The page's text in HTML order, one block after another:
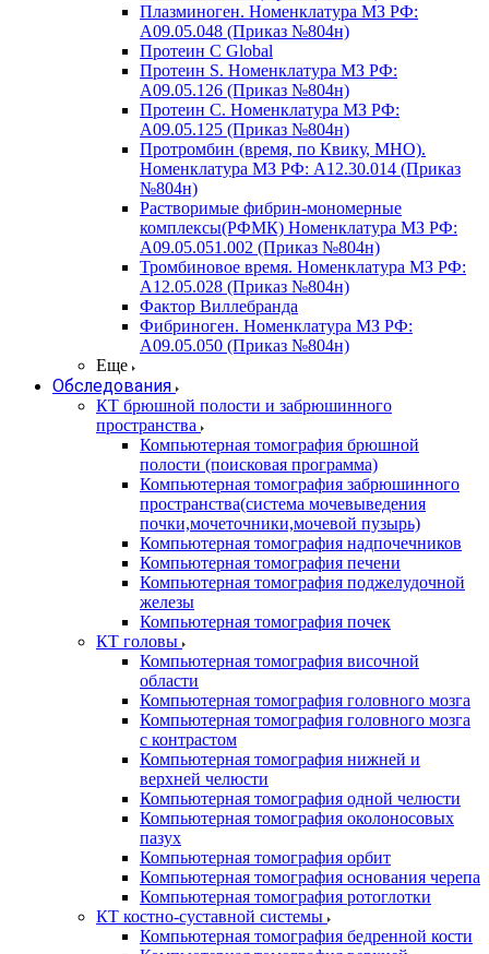
Плазминоген. Номенклатура МЗ РФ:
A09.05.048 (Приказ №804н)
Протеин C Global
Протеин S. Номенклатура МЗ РФ:
A09.05.126 (Приказ №804н)
Протеин С. Номенклатура МЗ РФ:
A09.05.125 (Приказ №804н)
Протромбин (время, по Квику, МНО).
Номенклатура МЗ РФ: A12.30.014 (Приказ
№804н)
Растворимые фибрин-мономерные
комплексы(РФМК) Номенклатура МЗ РФ:
A09.05.051.002 (Приказ №804н)
Тромбиновое время. Номенклатура МЗ РФ:
A12.05.028 (Приказ №804н)
Фактор Виллебранда
Фибриноген. Номенклатура МЗ РФ:
A09.05.050 (Приказ №804н)
Еще
Обследования
КТ брюшной полости и забрюшинного
пространства
Компьютерная томография брюшной
полости (поисковая программа)
Компьютерная томография забрюшинного
пространства(система мочевыведения
почки,мочеточники,мочевой пузырь)
Компьютерная томография надпочечников
Компьютерная томография печени
Компьютерная томография поджелудочной
железы
Компьютерная томография почек
КТ головы
Компьютерная томография височной
области
Компьютерная томография головного мозга
Компьютерная томография головного мозга
с контрастом
Компьютерная томография нижней и
верхней челюсти
Компьютерная томография одной челюсти
Компьютерная томография околоносовых
пазух
Компьютерная томография орбит
Компьютерная томография основания черепа
Компьютерная томография ротоглотки
КТ костно-суставной системы
Компьютерная томография бедренной кости